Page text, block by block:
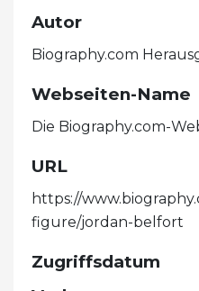
Autor
Biography.com
Webseiten-Name
Die Biography.com-
URL
https://
figure/jordan-belfort
Zugriffsdatum